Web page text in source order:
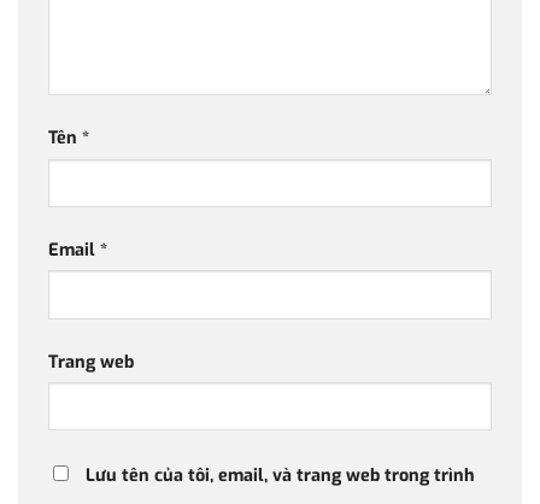
Tên *
Email *
Trang web
Lưu tên của tôi, email, và trang web trong trình